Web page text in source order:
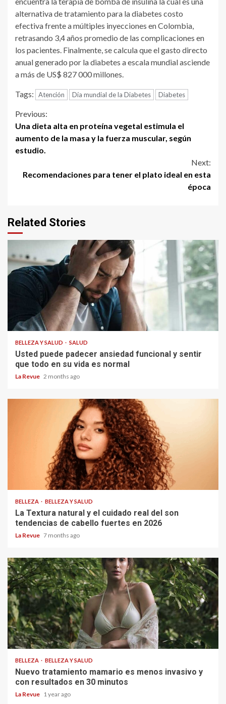
alternativa de tratamiento para la diabetes costo
efectiva frente a múltiples inyecciones en Colombia,
retrasando 3,4 años promedio de las complicaciones en
los pacientes. Finalmente, se calcula que el gasto directo
anual generado por la diabetes a escala mundial asciende
a más de US$ 827 000 millones.
Tags: Atención Día mundial de la Diabetes Diabetes
Continue
Reading
Previous:
Una dieta alta en proteína vegetal estimula el
aumento de la masa y la fuerza muscular, según
estudio.
Next:
Recomendaciones para tener el plato ideal en esta
época
Related Stories
BELLEZA Y SALUD SALUD
Usted puede padecer ansiedad funcional y sentir
que todo en su vida es normal
La Revue 2 months ago
BELLEZA BELLEZA Y SALUD
La Textura natural y el cuidado real del son
tendencias de cabello fuertes en 2026
La Revue 7 months ago
BELLEZA BELLEZA Y SALUD
Nuevo tratamiento mamario es menos invasivo y
con resultados en 30 minutos
La Revue 1 year ago